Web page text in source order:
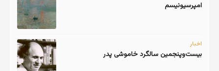
امپرسیونیسم
اخبار